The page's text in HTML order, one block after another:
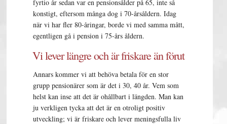
fyrtio år sedan var en pensionsålder på 65, inte så
konstigt, eftersom många dog i 70-årsåldern. Idag
när vi har fler 80-åringar, borde vi med samma mått,
egentligen gå i pension i 75-års åldern.
Vi lever längre och är friskare än förut
Annars kommer vi att behöva betala för en stor
grupp pensionärer som är det i 30, 40 år. Vem som
helst kan inse att det är ohållbart i längden. Man kan
ju verkligen tycka att det är en otroligt positiv
utveckling; vi är friskare och lever meningsfulla liv